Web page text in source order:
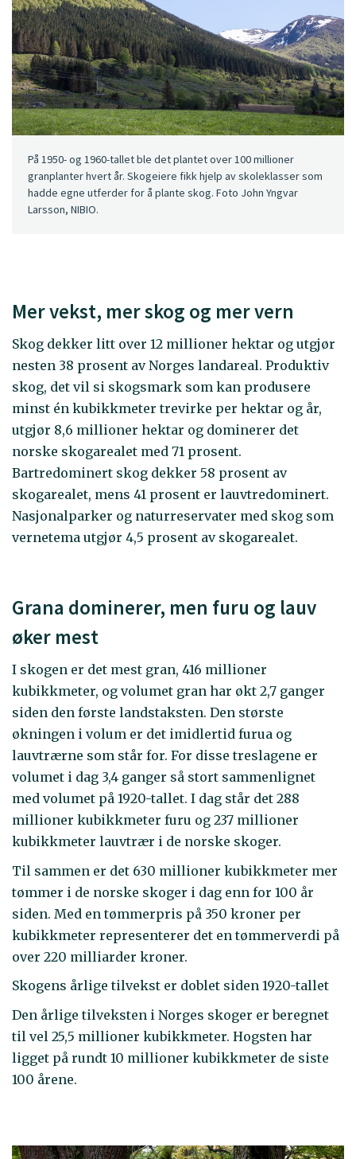
På 1950- og 1960-tallet ble det plantet over 100 millioner
granplanter hvert år. Skogeiere fikk hjelp av skoleklasser som
hadde egne utferder for å plante skog. Foto John Yngvar
Larsson, NIBIO.
Mer vekst, mer skog og mer vern
Skog dekker litt over 12 millioner hektar og utgjør
nesten 38 prosent av Norges landareal. Produktiv
skog, det vil si skogsmark som kan produsere
minst én kubikkmeter trevirke per hektar og år,
utgjør 8,6 millioner hektar og dominerer det
norske skogarealet med 71 prosent.
Bartredominert skog dekker 58 prosent av
skogarealet, mens 41 prosent er lauvtredominert.
Nasjonalparker og naturreservater med skog som
vernetema utgjør 4,5 prosent av skogarealet.
Grana dominerer, men furu og lauv
øker mest
I skogen er det mest gran, 416 millioner
kubikkmeter, og volumet gran har økt 2,7 ganger
siden den første landstaksten. Den største
økningen i volum er det imidlertid furua og
lauvtrærne som står for. For disse treslagene er
volumet i dag 3,4 ganger så stort sammenlignet
med volumet på 1920-tallet. I dag står det 288
millioner kubikkmeter furu og 237 millioner
kubikkmeter lauvtrær i de norske skoger.
Til sammen er det 630 millioner kubikkmeter mer
tømmer i de norske skoger i dag enn for 100 år
siden. Med en tømmerpris på 350 kroner per
kubikkmeter representerer det en tømmerverdi på
over 220 milliarder kroner.
Skogens årlige tilvekst er doblet siden 1920-tallet
Den årlige tilveksten i Norges skoger er beregnet
til vel 25,5 millioner kubikkmeter. Hogsten har
ligget på rundt 10 millioner kubikkmeter de siste
100 årene.